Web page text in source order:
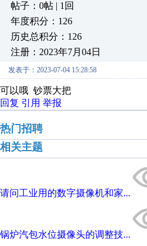
帖子：0帖 | 1回
年度积分：126
历史总积分：126
注册：2023年7月04日
发表于：2023-07-04 15:28:58
可以哦 钞票大把
回复 引用 举报
热门招聘
相关主题
请问工业用的数字摄像机和家...
锅炉汽包水位摄像头的调整技...